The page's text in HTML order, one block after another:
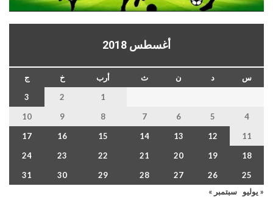
أغسطس 2018
س د ن ث أرب خ
ج
1
2
3
4
5
6
7
8
9
10
11
12
13
14
15
16
17
18
19
20
21
22
23
24
25
26
27
28
29
30
31
« يوليو
سبتمبر »